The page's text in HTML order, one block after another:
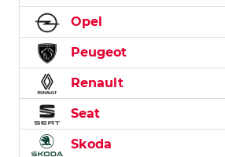
Opel
Peugeot
Renault
Seat
Skoda